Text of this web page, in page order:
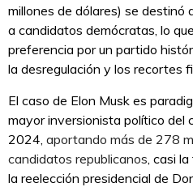
millones de dólares) se destinó
a candidatos demócratas, lo
preferencia por un partido
la desregulación y los recortes
El caso de Elon Musk es
mayor inversionista político del
2024, aportando más de 278
candidatos republicanos , casi
la reelección presidencial de